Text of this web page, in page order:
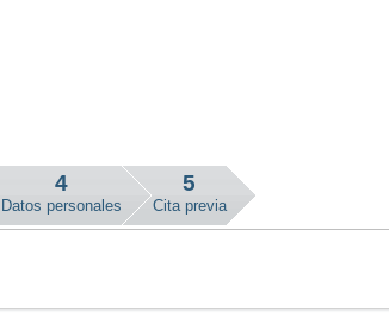
4
Datos personales
5
Cita previa